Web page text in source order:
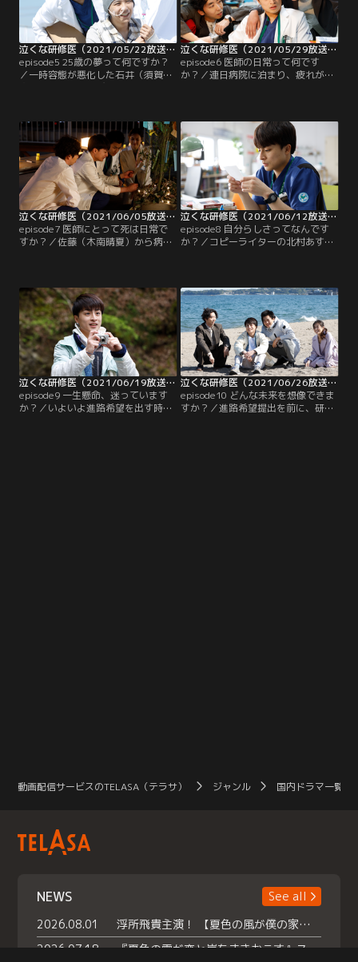
いた情報をもらうことに。
とに、隆治（白濱亜嵐）は頭では理
解しつつも…。
泣くな研修医（2021/05/22放送分）第05話
episode5 25歳の夢って何ですか？
／一時容態が悪化した石井（須賀健
太）だったが、再び安定したため、
箱を託される。見られたくない個人
情報だといい、自分に何かあったと
きに、隆治にもらってもらうか、も
しくは処分して欲しいという。
泣くな研修医（2021/05/29放送分）第06話
episode6 医師の日常って何です
か？／連日病院に泊まり、疲れがた
石井は、やりたいことリストを着々
と実行してエンディングの準備を進
めているようで、隆治は石井から佐
藤先生（木南晴夏）と徳田（清水ミ
チコ）への手紙を託される。
泣くな研修医（2021/06/05放送分）第07話
episode7 医師にとって死は日常で
すか？／佐藤（木南晴夏）から病院
よいよ危ないことを認識する。病室
を訪れた隆治は、酸素マスクをして
力なく横たわる石井から指し示され
て引き出しを開けると、そこには白
い紙袋が。
泣くな研修医（2021/06/12放送分）第08話
episode8 自分らしさってなんです
か？／コピーライターの北村あすか
ではと佐藤（木南晴夏）に提案する
が、患者の希望ならと外科で受け入
れることに。くるみは、次回の北村
のエコー検査の前に練習をしたい
と、隆治（白濱亜嵐）ら研修医たち
に協力をお願いする。
泣くな研修医（2021/06/19放送分）第09話
episode9 一生懸命、迷っています
か？／いよいよ進路希望を出す時期
泣くな研修医（2021/06/26放送分）第10話（最終話）
episode10 どんな未来を想像できま
すか？／進路希望提出を前に、研修
動画配信サービスのTELASA（テラサ） ジャンル 国内ドラマ一覧（
NEWS
See all
2026.08.01
浮所飛貴主演！ 【夏色の風が僕の家にやってきた】 本日よりテラサで独占配信スタート！
2026.07.18
『夏色の雲が恋と嵐をまきおこす』スペシャルメイキング 【Part1】2026年７月18日（土）23時30分～配信スタート！話題のシーンの裏側を大公開！豪華キャスト大集合！ 『武宮家 真夏の家族会議』開催！